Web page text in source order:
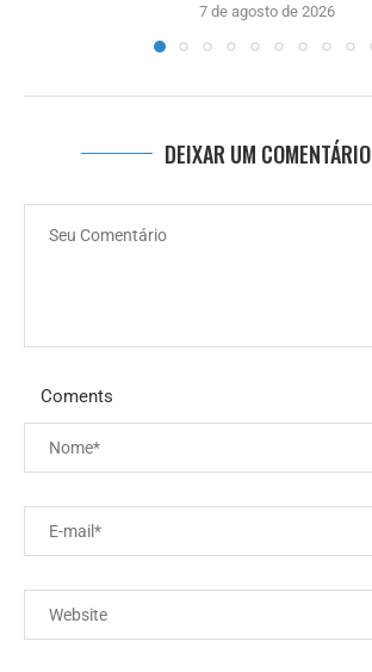
7 de agosto de 2026
DEIXAR UM COMENTÁRIO
Coments